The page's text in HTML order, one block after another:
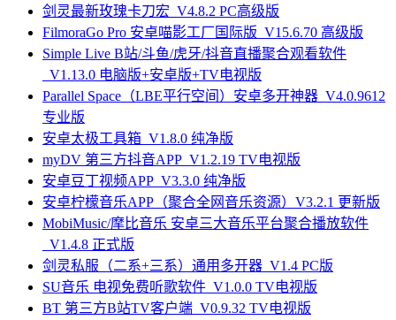
剑灵最新玫瑰卡刀宏_V4.8.2 PC高级版
FilmoraGo Pro 安卓喵影工厂国际版_V15.6.70 高级版
Simple Live B站/斗鱼/虎牙/抖音直播聚合观看软件
_V1.13.0 电脑版+安卓版+TV电视版
Parallel Space（LBE平行空间）安卓多开神器_V4.0.9612
专业版
安卓太极工具箱_V1.8.0 纯净版
myDV 第三方抖音APP_V1.2.19 TV电视版
安卓豆丁视频APP_V3.3.0 纯净版
安卓柠檬音乐APP（聚合全网音乐资源）V3.2.1 更新版
MobiMusic/摩比音乐 安卓三大音乐平台聚合播放软件
_V1.4.8 正式版
剑灵私服（二系+三系）通用多开器_V1.4 PC版
SU音乐 电视免费听歌软件_V1.0.0 TV电视版
BT 第三方B站TV客户端_V0.9.32 TV电视版